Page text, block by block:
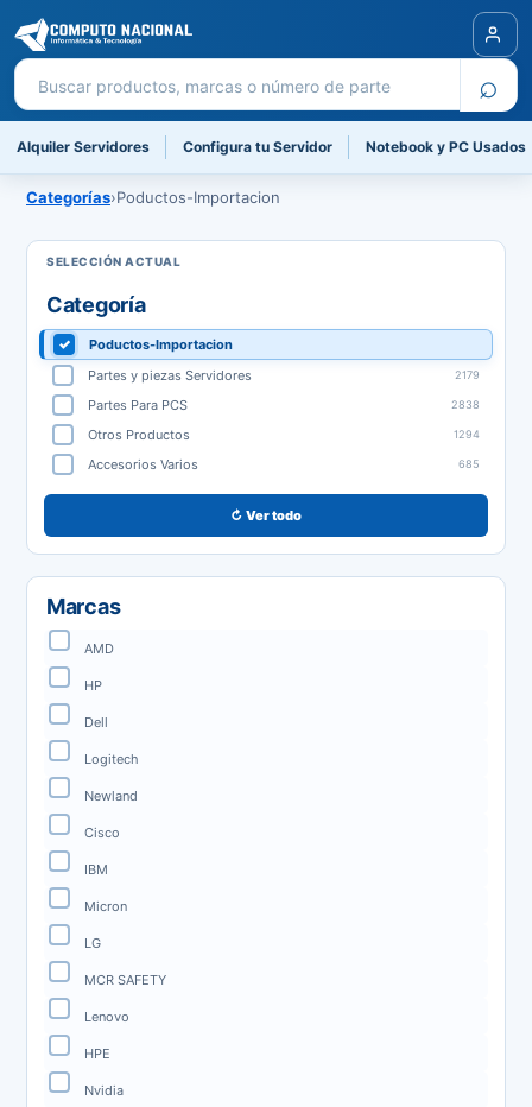
Buscar productos ⌕
Alquiler Servidores Configura tu Servidor Notebook y PC Usados
Categorías›Poductos-Importacion
Categoría
Poductos-Importacion
Partes y piezas Servidores
2179
Partes Para PCS 2838
Otros Productos 1294
Accesorios Varios 685
↻ Ver todo
Marcas
AMD
HP
Dell
Logitech
Newland
Cisco
IBM
Micron
LG
MCR SAFETY
Lenovo
HPE
Nvidia